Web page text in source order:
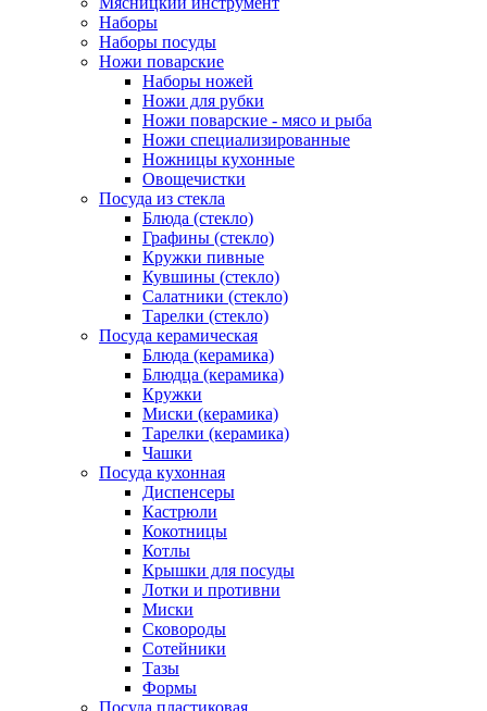
Наборы
Наборы посуды
Ножи поварские
Наборы ножей
Ножи для рубки
Ножи поварские - мясо и рыба
Ножи специализированные
Ножницы кухонные
Овощечистки
Посуда из стекла
Блюда (стекло)
Графины (стекло)
Кружки пивные
Кувшины (стекло)
Салатники (стекло)
Тарелки (стекло)
Посуда керамическая
Блюда (керамика)
Блюдца (керамика)
Кружки
Миски (керамика)
Тарелки (керамика)
Чашки
Посуда кухонная
Диспенсеры
Кастрюли
Кокотницы
Котлы
Крышки для посуды
Лотки и противни
Миски
Сковороды
Сотейники
Тазы
Формы
Посуда пластиковая